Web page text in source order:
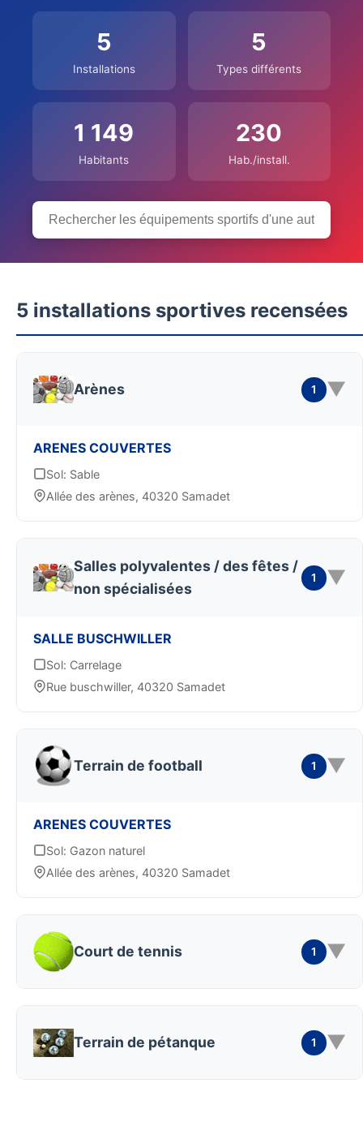
5
Installations
5
Types différents
1 149
Habitants
230
Hab./install.
5 installations sportives recensées
Arènes 1 ▼
ARENES COUVERTES
Sol: Sable
Allée des arènes, 40320 Samadet
Salles polyvalentes / des fêtes /
non spécialisées
1 ▼
SALLE BUSCHWILLER
Sol: Carrelage
Rue buschwiller, 40320 Samadet
Terrain de football 1 ▼
ARENES COUVERTES
Sol: Gazon naturel
Allée des arènes, 40320 Samadet
Court de tennis 1 ▼
Terrain de pétanque 1 ▼